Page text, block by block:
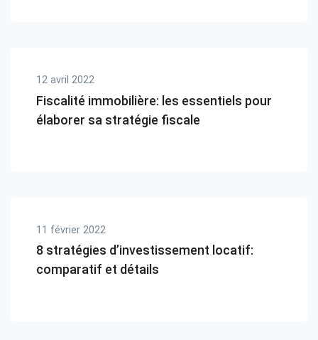
12 avril 2022
Fiscalité immobilière: les essentiels pour
élaborer sa stratégie fiscale
11 février 2022
8 stratégies d’investissement locatif:
comparatif et détails